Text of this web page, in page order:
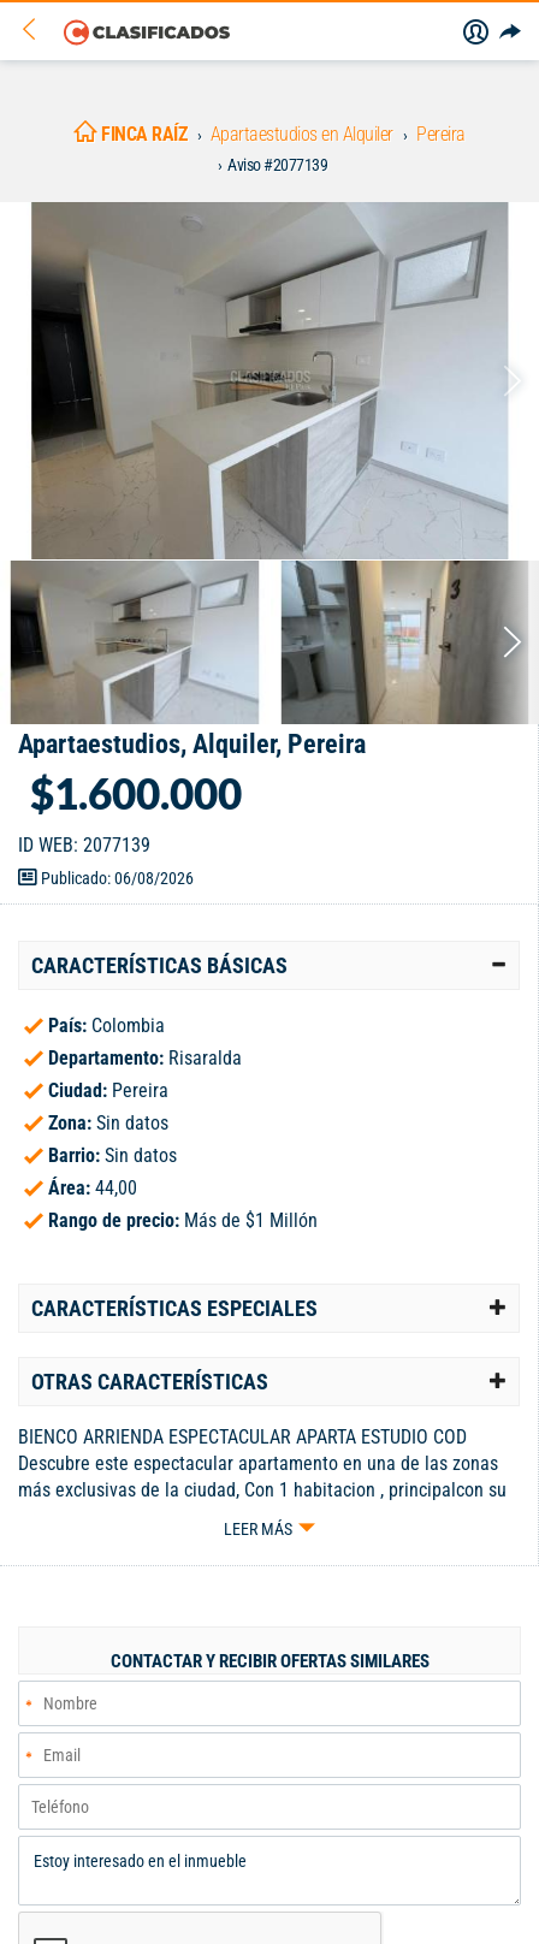
FINCA RAÍZ Apartaestudios en Alquiler Pereira
Aviso #2077139
Apartaestudios, Alquiler, Pereira
$1.600.000
ID WEB: 2077139
Publicado: 06/08/2026
CARACTERÍSTICAS BÁSICAS
País: Colombia
Departamento: Risaralda
Ciudad: Pereira
Zona: Sin datos
Barrio: Sin datos
Área: 44,00
Rango de precio: Más de $1 Millón
CARACTERÍSTICAS ESPECIALES
OTRAS CARACTERÍSTICAS
BIENCO ARRIENDA ESPECTACULAR APARTA ESTUDIO COD
Descubre este espectacular apartamento en una de las zonas
más exclusivas de la ciudad, Con 1 habitacion , principalcon su
baño privado, 1 baño social, zona de ropas independiente,
adicional de un cuarto util y parqueadero privado. Con 45
privado garantiza la seguridad de tu vehículo. No pierdas la
oportunidad de vivir en este lugar único que te brindará
tranquilidad y confort. ¡Haz de esta casa tu nuevo hogar! PARA
MAYOR INFORMACION COMUNICATE AL 318 670 1905. Código
interno: A126274
LEER MÁS
CONTACTAR Y RECIBIR OFERTAS SIMILARES